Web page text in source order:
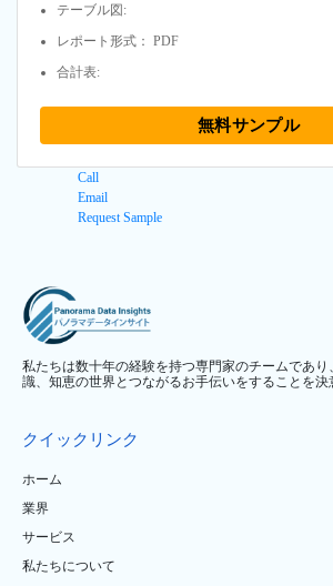
テーブル図:
レポート形式： PDF
合計表:
無料サンプル
Call
Email
Request Sample
私たちは数十年の経験を持つ専門家のチームであ
識、知恵の世界とつながるお手伝いをすることを決
クイックリンク
ホーム
業界
サービス
私たちについて